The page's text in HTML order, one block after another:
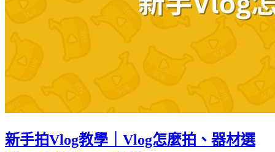
新手拍Vlog教學｜Vlog怎麼拍、器材選